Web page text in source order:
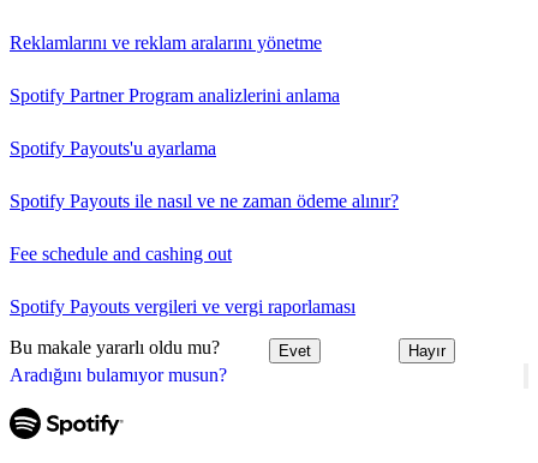
Aradığını bulamıyor musun?
Reklamlarını ve reklam aralarını yönetme
Spotify Partner Program analizlerini anlama
Spotify Payouts'u ayarlama
Spotify Payouts ile nasıl ve ne zaman ödeme alınır?
Fee schedule and cashing out
Spotify Payouts vergileri ve vergi raporlaması
Bu makale yararlı oldu mu? Evet Hayır